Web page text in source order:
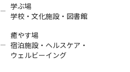
学ぶ場
学校・文化施設・図書館
癒やす場
宿泊施設・ヘルスケア・
ウェルビーイング